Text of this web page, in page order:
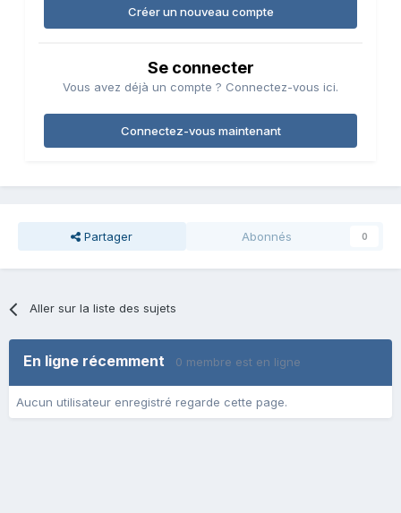
Créer un nouveau compte
Se connecter
Vous avez déjà un compte ? Connectez-vous ici.
Connectez-vous maintenant
Partager Abonnés 0
Aller sur la liste des sujets
En ligne récemment 0 membre est en ligne
Aucun utilisateur enregistré regarde cette page.